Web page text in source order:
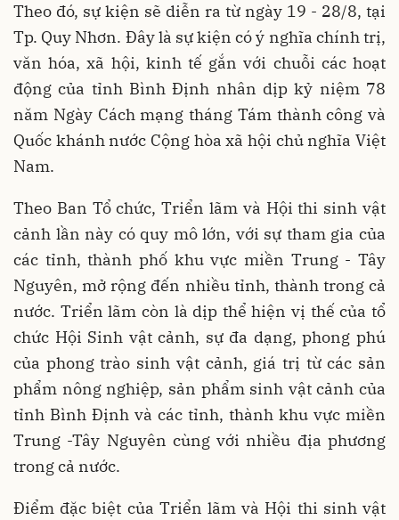
Theo đó, sự kiện sẽ diễn ra từ ngày 19 - 28/8, tại
Tp. Quy Nhơn. Đây là sự kiện có ý nghĩa chính trị,
văn hóa, xã hội, kinh tế gắn với chuỗi các hoạt
động của tỉnh Bình Định nhân dịp kỷ niệm 78
năm Ngày Cách mạng tháng Tám thành công và
Quốc khánh nước Cộng hòa xã hội chủ nghĩa Việt
Nam.
Theo Ban Tổ chức, Triển lãm và Hội thi sinh vật
cảnh lần này có quy mô lớn, với sự tham gia của
các tỉnh, thành phố khu vực miền Trung - Tây
Nguyên, mở rộng đến nhiều tỉnh, thành trong cả
nước. Triển lãm còn là dịp thể hiện vị thế của tổ
chức Hội Sinh vật cảnh, sự đa dạng, phong phú
của phong trào sinh vật cảnh, giá trị từ các sản
phẩm nông nghiệp, sản phẩm sinh vật cảnh của
tỉnh Bình Định và các tỉnh, thành khu vực miền
Trung -Tây Nguyên cùng với nhiều địa phương
trong cả nước.
Điểm đặc biệt của Triển lãm và Hội thi sinh vật